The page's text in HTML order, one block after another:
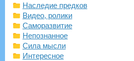
Наследие предков
Видео, ролики
Саморазвитие
Непознанное
Сила мысли
Интересное